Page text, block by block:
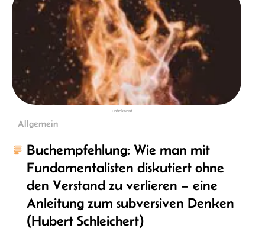
unbekannt
Allgemein
Buchempfehlung: Wie man mit
Fundamentalisten diskutiert ohne
den Verstand zu verlieren – eine
Anleitung zum subversiven Denken
(Hubert Schleichert)